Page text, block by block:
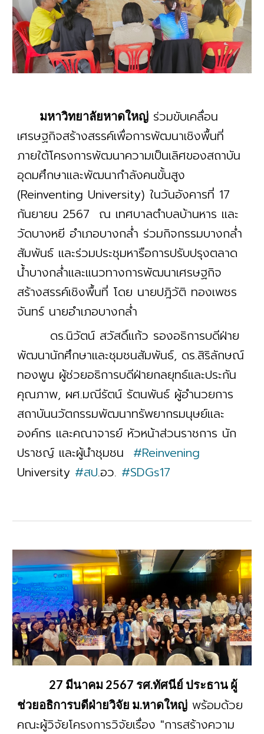
มหาวิทยาลัยหาดใหญ่ ร่วมขับเคลื่อน
เศรษฐกิจสร้างสรรค์เพื่อการพัฒนาเชิงพื้นที่
ภายใต้โครงการพัฒนาความเป็นเลิศของสถาบัน
อุดมศึกษาและพัฒนากำลังคนขั้นสูง
(Reinventing University) ในวันอังคารที่ 17
กันยายน 2567 ณ เทศบาลตำบลบ้านหาร และ
วัดบางหยี อำเภอบางกล่ำ ร่วมกิจกรรมบางกล่ำ
สัมพันธ์ และร่วมประชุมหารือการปรับปรุงตลาด
น้ำบางกล่ำและแนวทางการพัฒนาเศรษฐกิจ
สร้างสรรค์เชิงพื้นที่ โดย นายปฎิวัติ ทองเพชร
จันทร์ นายอำเภอบางกล่ำ
ดร.นิวัตน์ สวัสดิ์แก้ว รองอธิการบดีฝ่าย
พัฒนานักศึกษาและชุมชนสัมพันธ์, ดร.สิริลักษณ์
ทองพูน ผู้ช่วยอธิการบดีฝ่ายกลยุทธ์และประกัน
คุณภาพ, ผศ.มณีรัตน์ รัตนพันธ์ ผู้อำนวยการ
สถาบันนวัตกรรมพัฒนาทรัพยากรมนุษย์และ
องค์กร และคณาจารย์ หัวหน้าส่วนราชการ นัก
ปราชญ์ และผู้นำชุมชน #Reinvening
University #สป.อว. #SDGs17
27 มีนาคม 2567 รศ.ทัศนีย์ ประธาน ผู้
ช่วยอธิการบดีฝ่ายวิจัย ม.หาดใหญ่ พร้อมด้วย
คณะผู้วิจัยโครงการวิจัยเรื่อง "การสร้างความ